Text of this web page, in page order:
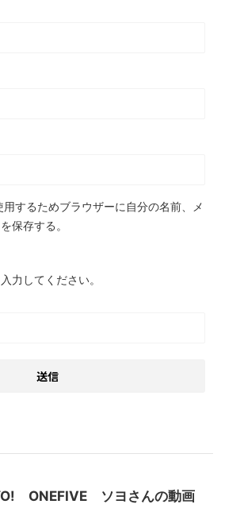
するためブラウザーに自分の名前、メ
保存する。
力してください。
ONEFIVE ソヨさんの動画